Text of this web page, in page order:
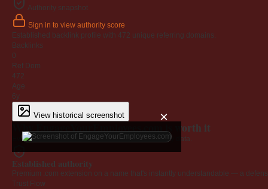
Authority snapshot
Sign in to view authority score
Established backlink profile with 472 unique referring domains.
Backlinks
0
Ref Dom
472
Age
6y
View historical screenshot ×
Why EngageYourEmployees.com is worth it
Every claim below is backed by verified third-party data.
Established authority
Premium .com extension on a name that's instantly understandable — a
Trust Flow